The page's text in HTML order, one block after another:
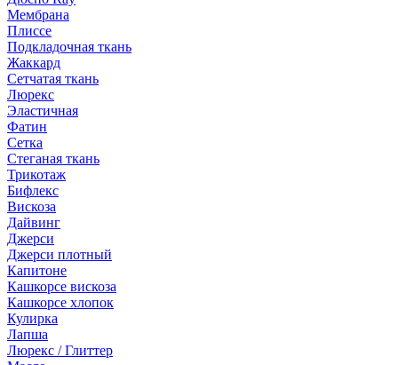
Мембрана
Плиссе
Подкладочная ткань
Жаккард
Сетчатая ткань
Люрекс
Эластичная
Фатин
Сетка
Стеганая ткань
Трикотаж
Бифлекс
Вискоза
Дайвинг
Джерси
Джерси плотный
Капитоне
Кашкорсе вискоза
Кашкорсе хлопок
Кулирка
Лапша
Люрекс / Глиттер